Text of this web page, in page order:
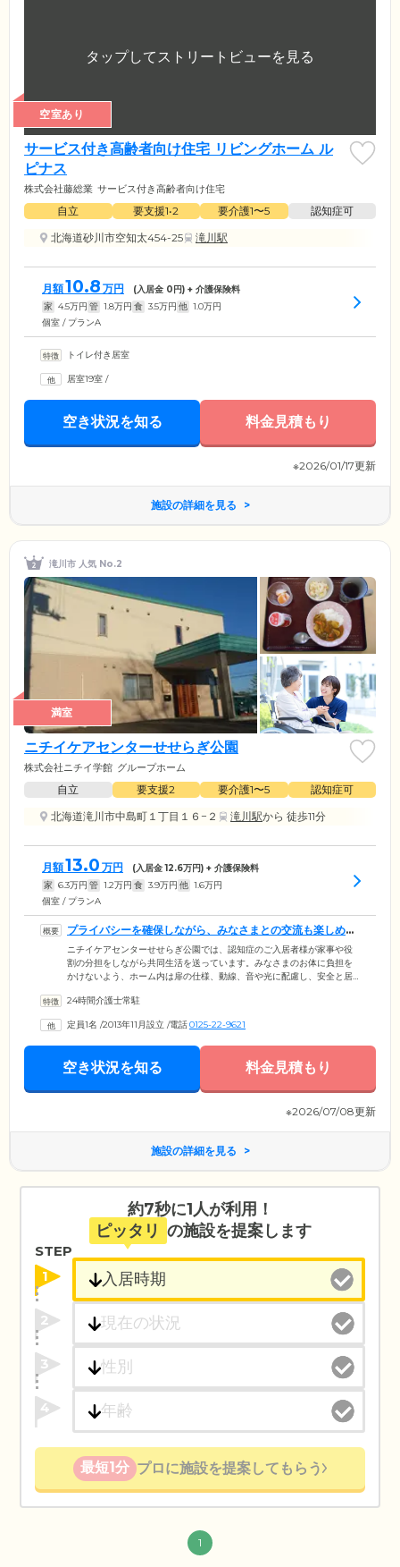
空室あり
サービス付き高齢者向け住宅 リビングホーム ル
ピナス
株式会社藤総業 サービス付き高齢者向け住宅
自立 要支援1•2 要介護1〜5
認知症可
北海道砂川市空知太454-25
滝川駅
月額10.8 万円 (入居金 0円) + 介護保険料
家 4.5万円 管 1.8万円 食 3.5万円 他 1.0万円
個室 / プランA
トイレ付き居室
居室19室 /
空き状況を知る 料金見積もり
※2026/01/17更新
施設の詳細を見る
滝川市 人気 No.2
満室
ニチイケアセンターせせらぎ公園
株式会社ニチイ学館 グループホーム
自立 要支援2 要介護1〜5
認知症可
北海道滝川市中島町１丁目１６−２
滝川駅から 徒歩11分
月額13.0 万円 (入居金12.6万円) + 介護保険料
家 6.3万円 管 1.2万円 食 3.9万円 他 1.6万円
個室 / プランA
プライバシーを確保しながら、みなさまとの交流も楽しめる
住まいです
ニチイケアセンターせせらぎ公園では、認知症のご入居者様が家事や役
割の分担をしながら共同生活を送っています。みなさまのお体に負担を
かけないよう、ホーム内は扉の仕様、動線、音や光に配慮し、安全と居
っくりとくつろげる個室をご用意しました。お部屋を1歩出ると、共有ス
ゃべりや趣味など、思い思いのひとときをお過ごしください。当ホーム
はお一人おひとりの生活リズムを大切にしながら「ご自分らしく」毎日
24時間介護士常駐
定員1名 /2013年11月設立 /電話0125-22-9621
空き状況を知る 料金見積もり
※2026/07/08更新
施設の詳細を見る
約7秒に1人が利用！
ピッタリ の施設を提案します
STEP
1
2
3
4
最短1分 プロに施設を提案してもらう
1